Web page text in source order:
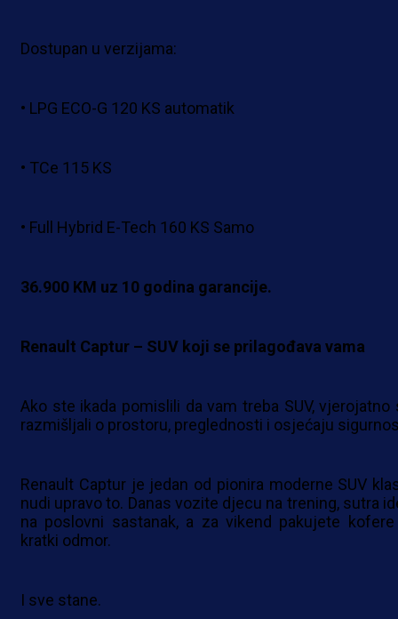
Dostupan u verzijama:
• LPG ECO-G 120 KS automatik
• TCe 115 KS
• Full Hybrid E-Tech 160 KS Samo
36.900 KM uz 10 godina garancije.
Renault Captur – SUV koji se prilagođava vama
Ako ste ikada pomislili da vam treba SUV, vjerojatno
razmišljali o prostoru, preglednosti i osjećaju
Renault Captur je jedan od pionira moderne SUV
nudi upravo to. Danas vozite djecu na trening, sutra
na poslovni sastanak, a za vikend pakujete
kratki odmor.
I sve stane.